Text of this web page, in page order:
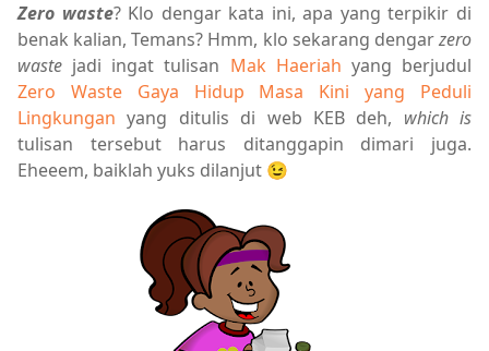
Zero waste? Klo dengar kata ini, apa yang terpikir di
benak kalian, Temans? Hmm, klo sekarang dengarzero
waste jadi ingat tulisan Mak Haeriah yang berjudul
Zero Waste Gaya Hidup Masa Kini yang Peduli
Lingkungan yang ditulis di web KEB deh, which is
tulisan tersebut harus ditanggapin dimari juga.
Eheeem, baiklah yuks dilanjut 😉